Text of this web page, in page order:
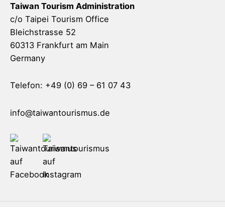
Taiwan Tourism Administration
c/o Taipei Tourism Office
Bleichstrasse 52
60313 Frankfurt am Main
Germany
Telefon: +49 (0) 69 – 61 07 43
info@taiwantourismus.de